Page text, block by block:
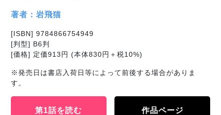
著者：岩飛猫
[ISBN] 9784866754949
[判型] B6判
[価格] 定価913円 (本体830円＋税10%)
※発売日は書店入荷日等によって前後する場合がありま
す。
第1話を読む 作品ページ